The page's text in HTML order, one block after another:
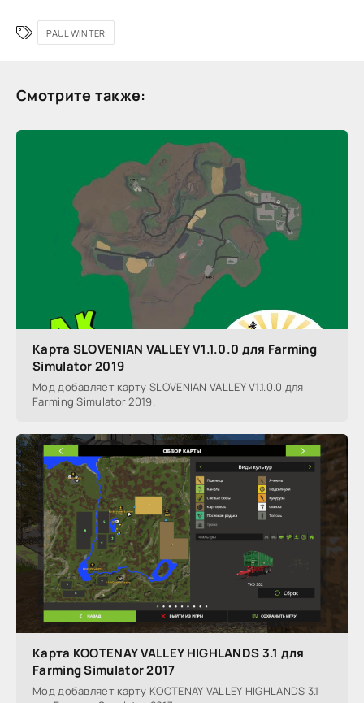
PAUL WINTER
Смотрите также:
Карта SLOVENIAN VALLEY V1.1.0.0 для Farming
Simulator 2019
Мод добавляет карту SLOVENIAN VALLEY V1.1.0.0 для
Farming Simulator 2019.
Карта KOOTENAY VALLEY HIGHLANDS 3.1 для
Farming Simulator 2017
Мод добавляет карту KOOTENAY VALLEY HIGHLANDS 3.1